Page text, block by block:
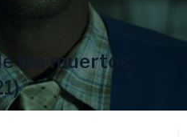
los muertos